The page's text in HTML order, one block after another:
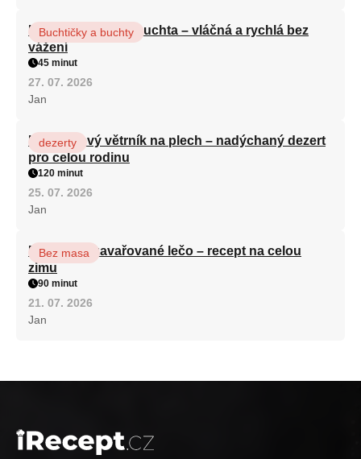
Hrnková maková buchta – vláčná a rychlá bez
vážení
Buchtičky a buchty
45 minut
27. 07. 2026
Jan
Karamelový větrník na plech – nadýchaný dezert
pro celou rodinu
dezerty
120 minut
25. 07. 2026
Jan
Babiččino zavařované lečo – recept na celou
zimu
Bez masa
90 minut
21. 07. 2026
Jan